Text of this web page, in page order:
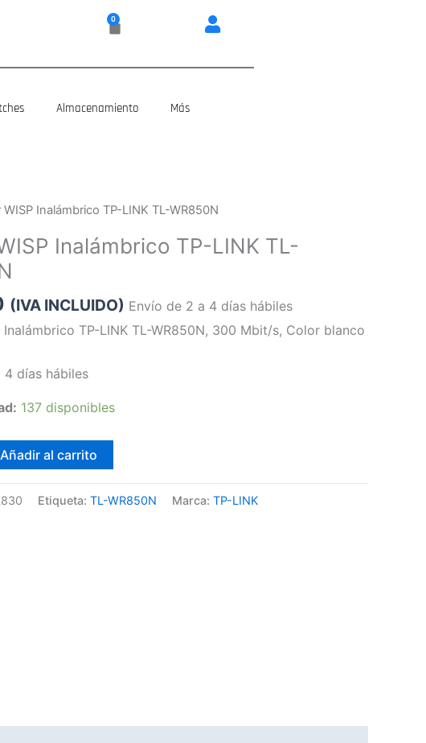
0
Carrito
Almacenamiento Más
WISP Inalámbrico TP-LINK TL-WR850N
Inalámbrico TP-LINK TL-
(IVA INCLUIDO) Envío de 2 a 4 días hábiles
Inalámbrico TP-LINK TL-WR850N, 300 Mbit/s, Color blanco
4 días hábiles
137 disponibles
Añadir al carrito
Etiqueta: TL-WR850N Marca: TP-LINK